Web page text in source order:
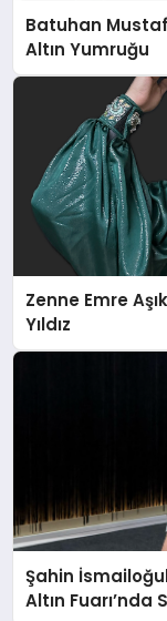
Batuhan
Altın Yumruğu
Zenne Emre
Yıldız
Şahin
Altın